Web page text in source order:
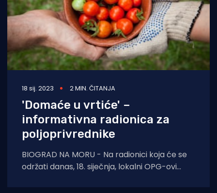
18 sij. 2023 2 MIN. ČITANJA
'Domaće u vrtiće' –
informativna radionica za
poljoprivrednike
BIOGRAD NA MORU - Na radionici koja će se
održati danas, 18. siječnja, lokalni OPG-ovi